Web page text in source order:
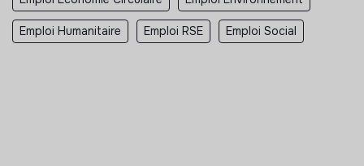
Emploi Humanitaire Emploi RSE Emploi Social